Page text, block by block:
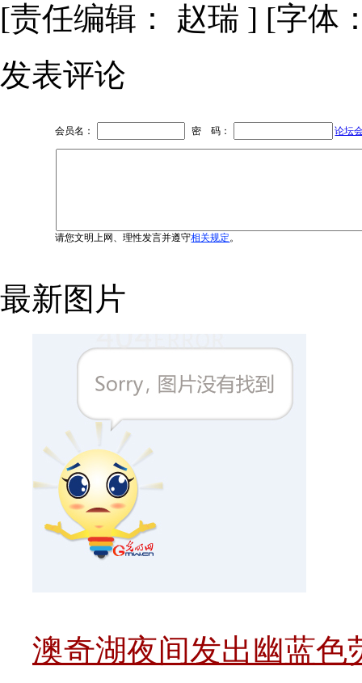
[责任编辑： 赵瑞 ] [字体
发表评论
会员名： 密 码： 论坛
请您文明上网、理性发言并遵守相关规定。
最新图片
澳奇湖夜间发出幽蓝色